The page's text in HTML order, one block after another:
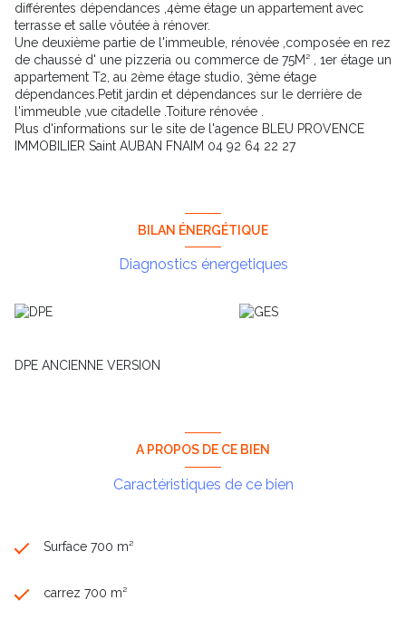
différentes dépendances ,4ème étage un appartement avec
terrasse et salle vôutée à rénover.
Une deuxième partie de l'immeuble, rénovée ,composée en rez
de chaussé d' une pizzeria ou commerce de 75M² , 1er étage un
appartement T2, au 2ème étage studio, 3ème étage
dépendances.Petit jardin et dépendances sur le derrière de
l'immeuble ,vue citadelle .Toiture rénovée .
Plus d'informations sur le site de l'agence BLEU PROVENCE
IMMOBILIER Saint AUBAN FNAIM 04 92 64 22 27
BILAN ÉNERGÉTIQUE
Diagnostics énergetiques
DPE ANCIENNE VERSION
A PROPOS DE CE BIEN
Caractéristiques de ce bien
Surface 700 m²
carrez 700 m²